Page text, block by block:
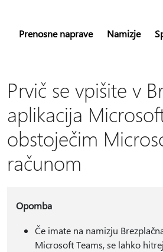
Prenosne naprave Namizje
Prvič se vpišite v
aplikacija
obstoječim
računom
Opomba
Če imate na namizju
Microsoft Teams, se lahko